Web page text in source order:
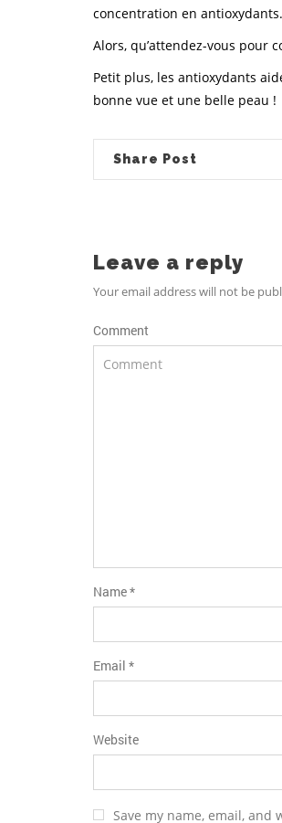
concentration en
Alors, qu’attendez-vous pour
Petit plus, les antioxydants
bonne vue et une belle peau !
Share Post
Leave a reply
Your email address will not be
Comment
Name*
Email *
Website
Save my name, email,